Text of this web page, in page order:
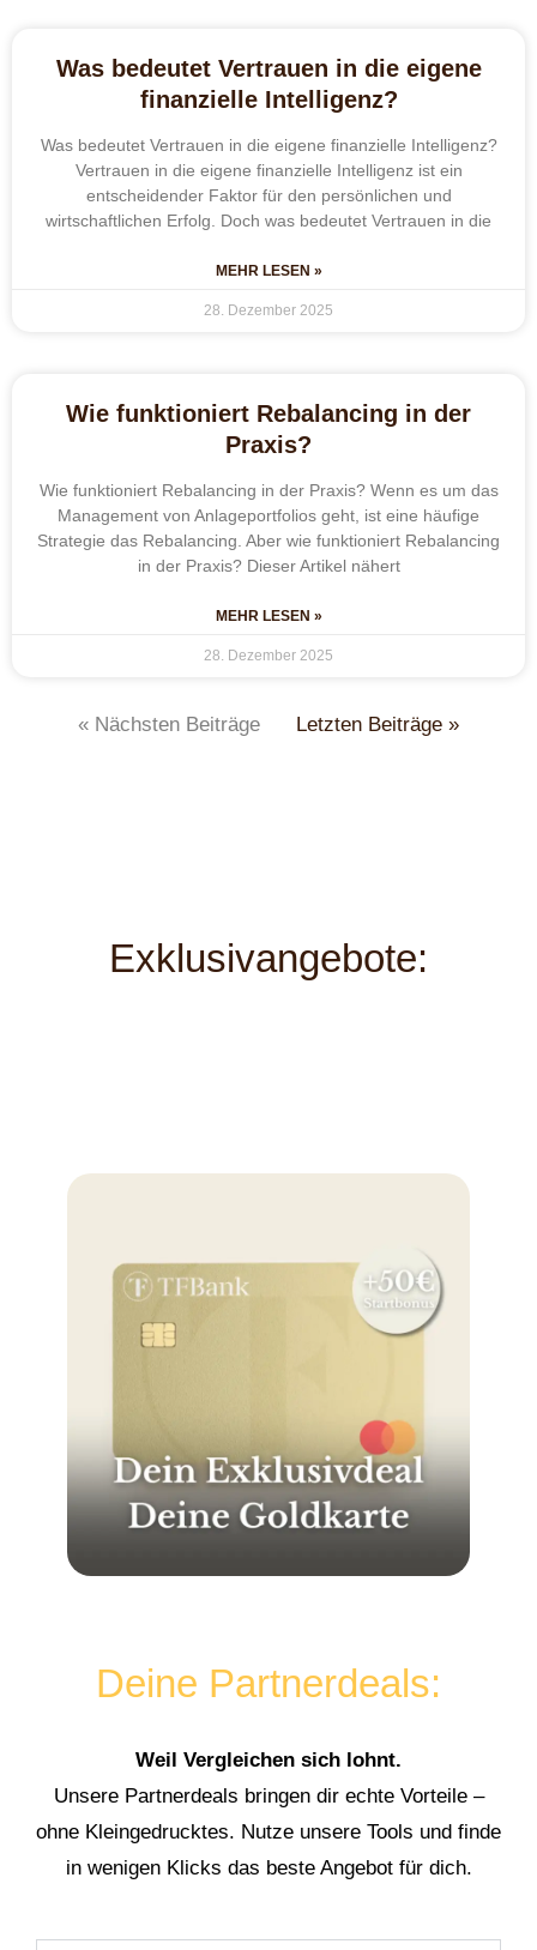
Was bedeutet Vertrauen in die eigene
finanzielle Intelligenz?
Was bedeutet Vertrauen in die eigene finanzielle Intelligenz?
Vertrauen in die eigene finanzielle Intelligenz ist ein
entscheidender Faktor für den persönlichen und
wirtschaftlichen Erfolg. Doch was bedeutet Vertrauen in die
MEHR LESEN »
28. Dezember 2025
Wie funktioniert Rebalancing in der
Praxis?
Wie funktioniert Rebalancing in der Praxis? Wenn es um das
Management von Anlageportfolios geht, ist eine häufige
Strategie das Rebalancing. Aber wie funktioniert Rebalancing
in der Praxis? Dieser Artikel nähert
MEHR LESEN »
28. Dezember 2025
« Nächsten Beiträge Letzten Beiträge »
Exklusivangebote:
Deine Partnerdeals:
Weil Vergleichen sich lohnt.
Unsere Partnerdeals bringen dir echte Vorteile –
ohne Kleingedrucktes. Nutze unsere Tools und finde
in wenigen Klicks das beste Angebot für dich.